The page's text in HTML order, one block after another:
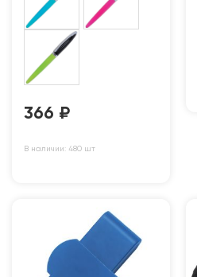
366 ₽
В наличии: 480 шт